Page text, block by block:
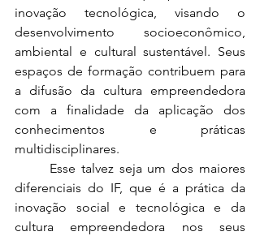
inovação tecnológica, visando o
desenvolvimento socioeconômico,
ambiental e cultural sustentável. Seus
espaços de formação contribuem para
a difusão da cultura empreendedora
com a finalidade da aplicação dos
conhecimentos e práticas
multidisciplinares.
diferenciais do IF, que é a prática da
inovação social e tecnológica e da
cultura empreendedora nos seus